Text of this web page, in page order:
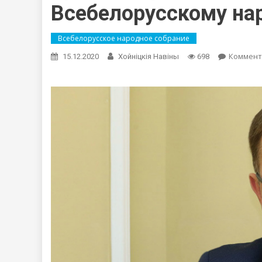
Всебелорусскому
Всебелорусское народное собрание
15.12.2020 Хойнiцкiя Навiны 698